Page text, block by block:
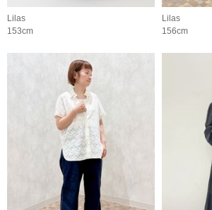
Lilas
153cm
Lilas
156cm